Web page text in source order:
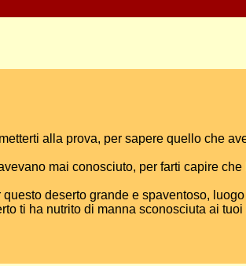
alla prova, per sapere quello che
mai conosciuto, per farti capire che
deserto grande e spaventoso,
ti ha nutrito di manna sconosciuta ai tuoi